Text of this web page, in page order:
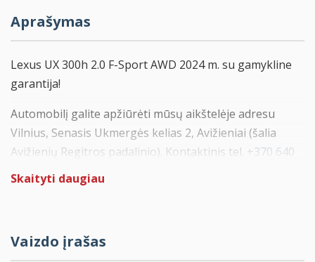
Aprašymas
Lexus UX 300h 2.0 F-Sport AWD 2024 m. su gamykline
garantija!
Automobilį galite apžiūrėti mūsų aikštelėje adresu
Vilnius, Senasis Ukmergės kelias 2, Avižieniai (šalia
Avižienių Regitros padalinio). Kontaktinis tel. +370 640
12000
Galiojanti gamyklinė garantija iki 2027-12 arba 100.000
km su galimybe pratęsti Lexus Relax garantiją iki 10
Skaityti daugiau
Vaizdo įrašas